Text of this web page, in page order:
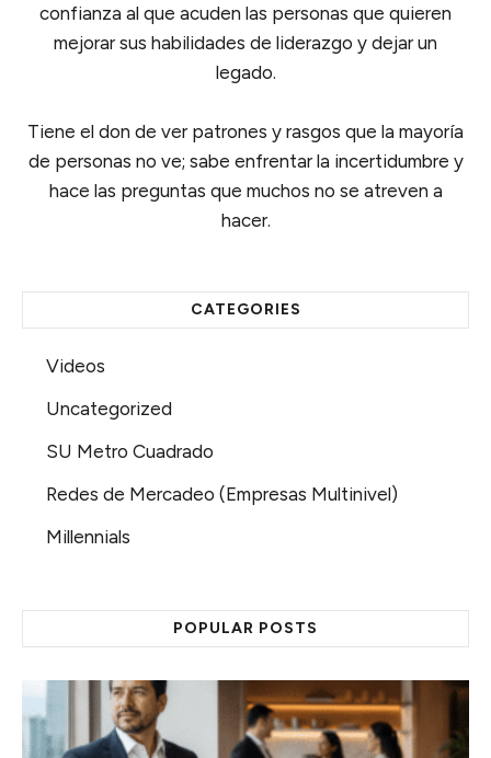
confianza al que acuden las personas que quieren
mejorar sus habilidades de liderazgo y dejar un
legado.
Tiene el don de ver patrones y rasgos que la mayoría
de personas no ve; sabe enfrentar la incertidumbre y
hace las preguntas que muchos no se atreven a
hacer.
CATEGORIES
Videos
Uncategorized
SU Metro Cuadrado
Redes de Mercadeo (Empresas Multinivel)
Millennials
POPULAR POSTS